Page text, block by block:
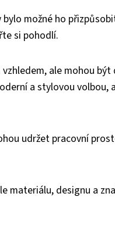
možné ho
si pohodlí.
ale mohou být
a stylovou volbou,
udržet pracovní
materiálu, designu a